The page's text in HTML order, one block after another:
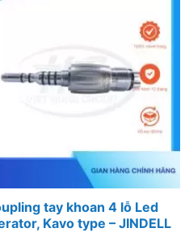
tay khoan 4 lỗ Led
Kavo type – JINDELL